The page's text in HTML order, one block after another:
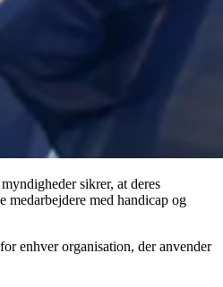
sikrer, at deres
med handicap og
enhver organisation, der anvender